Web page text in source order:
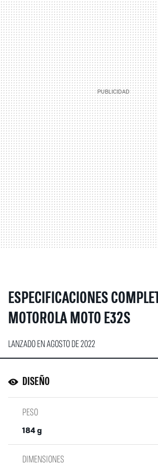
ESPECIFICACIONES
MOTOROLA MOTO E32S
LANZADO EN AGOSTO DE 2022
DISEÑO
PESO
184 g
DIMENSIONES